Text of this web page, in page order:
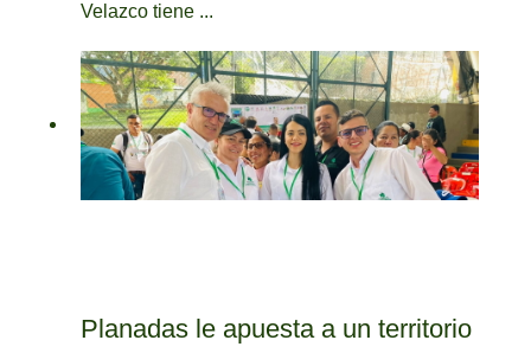
Velazco tiene ...
Planadas le apuesta a un territorio